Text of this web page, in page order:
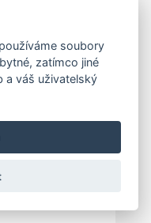
soubory
zatímco jiné
a váš uživatelský